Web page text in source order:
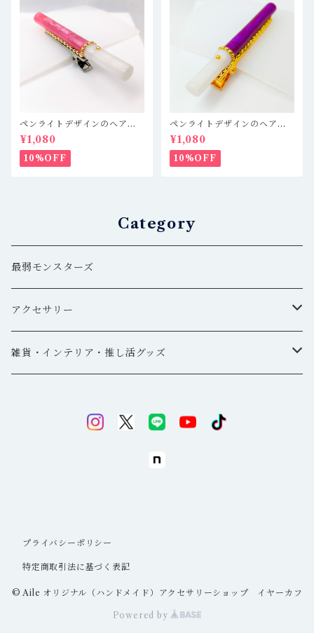
ペンライトデザインのヘアク
リップ キンブレ ピンク
推し活
¥1,080
10%OFF
ペンライトデザインのヘアク
リップ キンブレ 紫 推し
活
¥1,080
10%OFF
Category
最弱モンスターズ
アクセサリー
イヤーカフ・ピアス
三角（トライアングル）
雑貨・インテリア・推し活グッズ
クリップ
トレーディングカード・チェキホルダー
プライバシーポリシー
特定商取引法に基づく表記
© Aile オリジナル（ハンドメイド）アクセサリーショップ イヤーカフ
Powered by